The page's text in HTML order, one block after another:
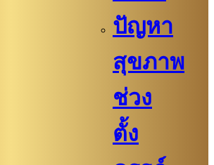
ปัญหา
สุขภาพ
ช่วง
ตั้ง